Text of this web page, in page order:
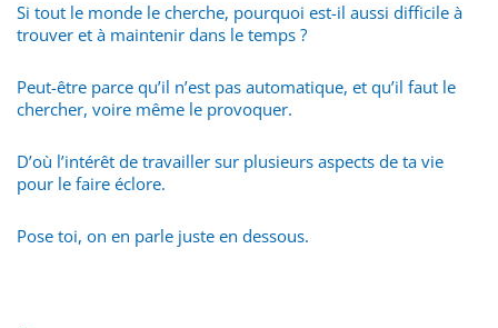
Si tout le monde le cherche, pourquoi est-il aussi difficile à
trouver et à maintenir dans le temps ?
Peut-être parce qu’il n’est pas automatique, et qu’il faut le
chercher, voire même le provoquer.
D’où l’intérêt de travailler sur plusieurs aspects de ta vie
pour le faire éclore.
Pose toi, on en parle juste en dessous.